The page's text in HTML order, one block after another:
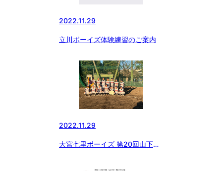
2022.11.29
立川ボーイズ体験練習のご案内
2022.11.29
大宮七里ボーイズ 第20回山下杯